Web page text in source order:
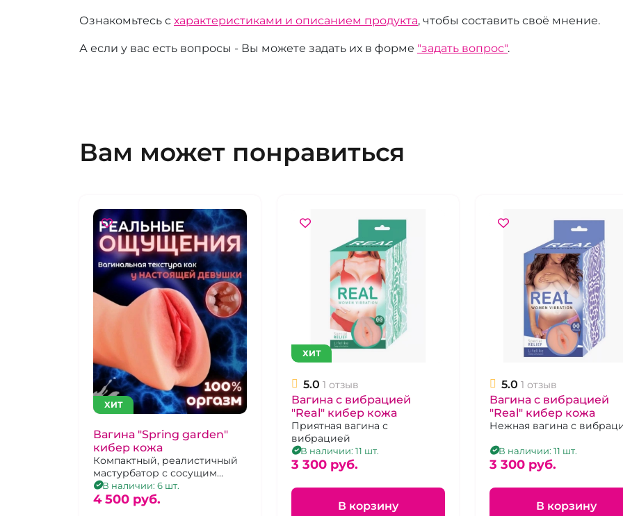
Ознакомьтесь с характеристиками и описанием продукта, чтобы составить своё мнение.
А если у вас есть вопросы - Вы можете задать их в форме "задать вопрос".
Вам может понравиться
ХИТ
Вагина "Spring garden"
кибер кожа
Компактный, реалистичный
мастурбатор с сосущим
эффектом из кибер кожи.
В наличии: 6 шт.
4 500 pуб.
ХИТ
5.0 1 отзыв
Вагина с вибрацией
"Real" кибер кожа
Приятная вагина с
вибрацией
В наличии: 11 шт.
3 300 pуб.
В корзину
5.0 1 отзыв
Вагина с вибрацией
"Real" кибер кожа
Нежная вагина с
В наличии: 11 шт.
3 300 pуб.
В корзину